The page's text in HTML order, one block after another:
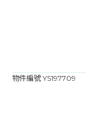
物件編號 YS197709